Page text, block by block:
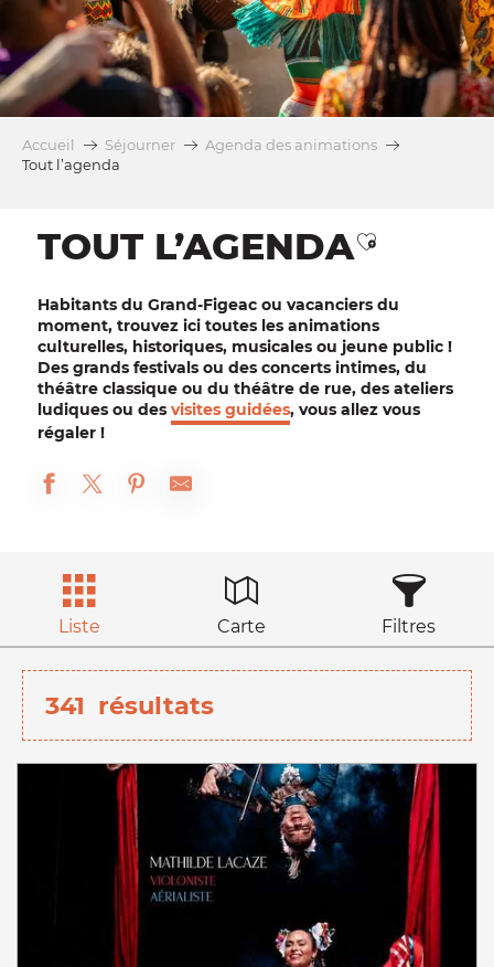
Accueil Séjourner
Agenda des animations
Tout l’agenda
TOUT L’AGENDAAjouter
Habitants du Grand-Figeac ou vacanciers du
moment, trouvez ici toutes les animations
culturelles, historiques, musicales ou jeune public !
Des grands festivals ou des concerts intimes, du
théâtre classique ou du théâtre de rue, des ateliers
ludiques ou des visites guidées, vous allez vous
régaler !
Liste Carte Filtres
341 résultats